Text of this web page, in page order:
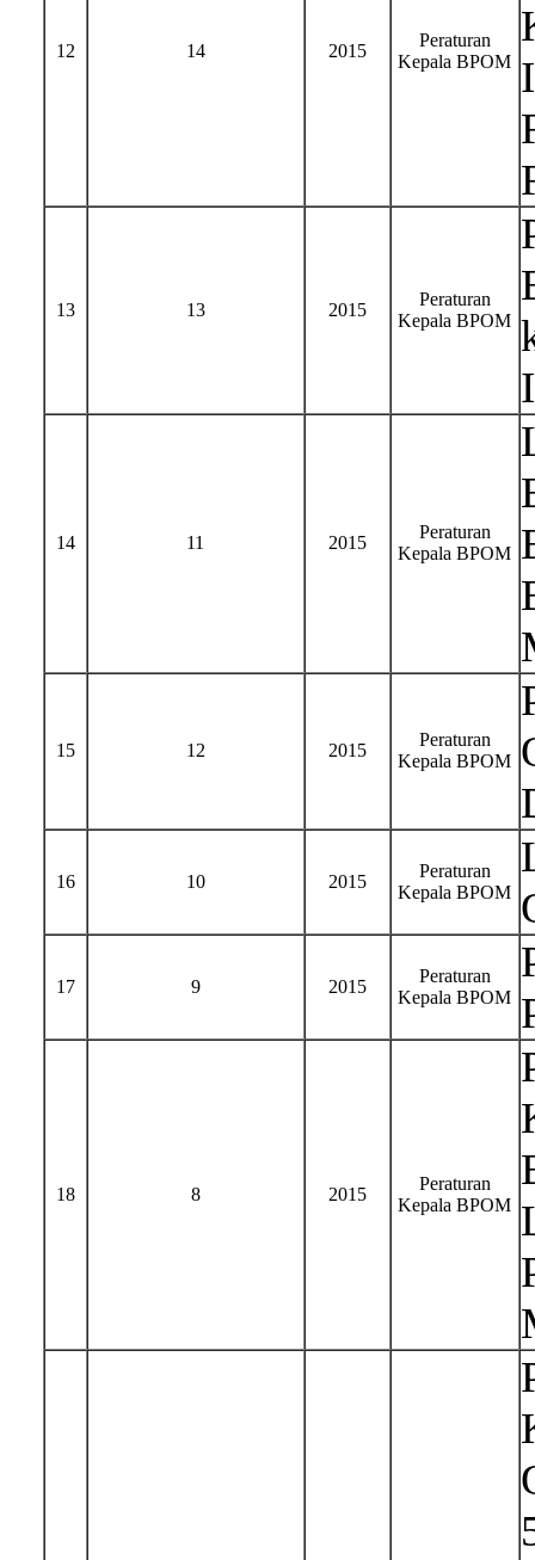
12 14 2015
Peraturan
Kepala BPOM
13 13 2015
Peraturan
Kepala BPOM
14 11 2015
Peraturan
Kepala BPOM
15 12 2015
Peraturan
Kepala BPOM
16 10 2015
Peraturan
Kepala BPOM
17 9 2015
Peraturan
Kepala BPOM
18 8 2015
Peraturan
Kepala BPOM